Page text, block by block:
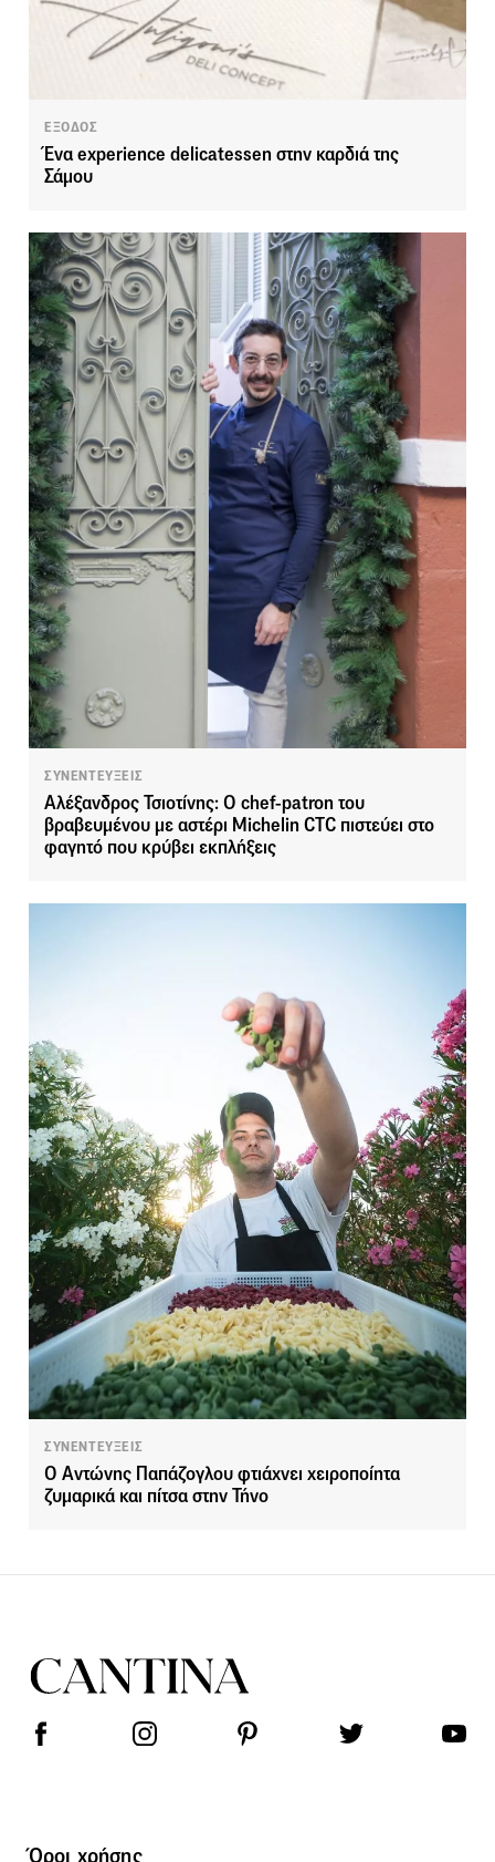
ΕΞΟΔΟΣ
Ένα experience delicatessen στην καρδιά της
Σάμου
ΣΥΝΕΝΤΕΥΞΕΙΣ
Αλέξανδρος Τσιοτίνης: O chef-patron του
βραβευμένου με αστέρι Michelin CTC πιστεύει στο
φαγητό που κρύβει εκπλήξεις
ΣΥΝΕΝΤΕΥΞΕΙΣ
Ο Αντώνης Παπάζογλου φτιάχνει χειροποίητα
ζυμαρικά και πίτσα στην Τήνο
Όροι χρήσης